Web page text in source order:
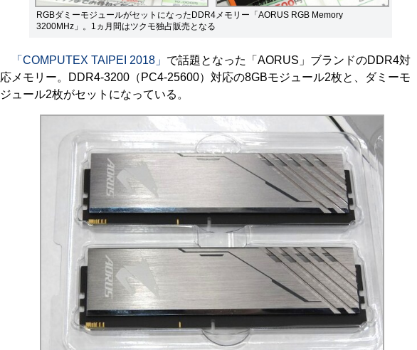
RGBダミーモジュールがセットになったDDR4メモリー「AORUS RGB Memory
3200MHz」。1ヵ月間はツクモ独占販売となる
「COMPUTEX TAIPEI 2018」 で話題となった「AORUS」ブランドのDDR4対
応メモリー。DDR4-3200（PC4-25600）対応の8GBモジュール2枚と、ダミーモ
ジュール2枚がセットになっている。